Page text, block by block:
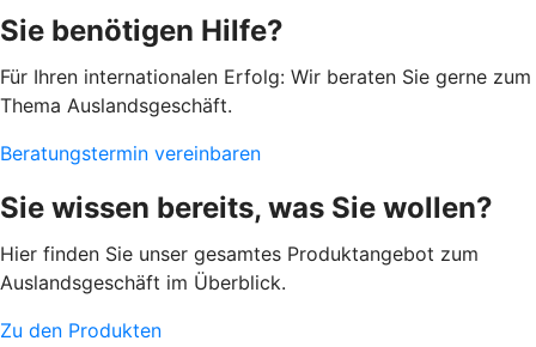
Sie benötigen Hilfe?
Für Ihren internationalen Erfolg: Wir beraten Sie gerne zum
Thema Auslandsgeschäft.
Beratungstermin vereinbaren
Sie wissen bereits, was Sie wollen?
Hier finden Sie unser gesamtes Produktangebot zum
Auslandsgeschäft im Überblick.
Zu den Produkten